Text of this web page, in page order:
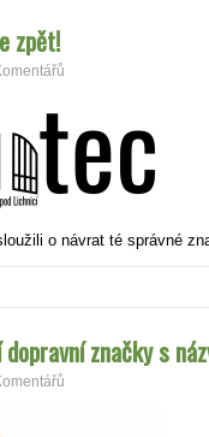
zpět!
o návrat té správné
značky s